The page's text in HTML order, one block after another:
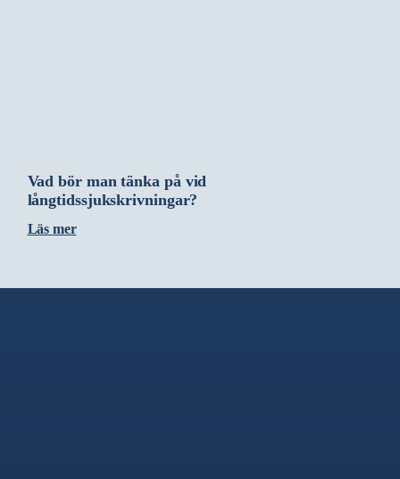
Vad bör man tänka på vid
långtidssjukskrivningar?
Läs mer